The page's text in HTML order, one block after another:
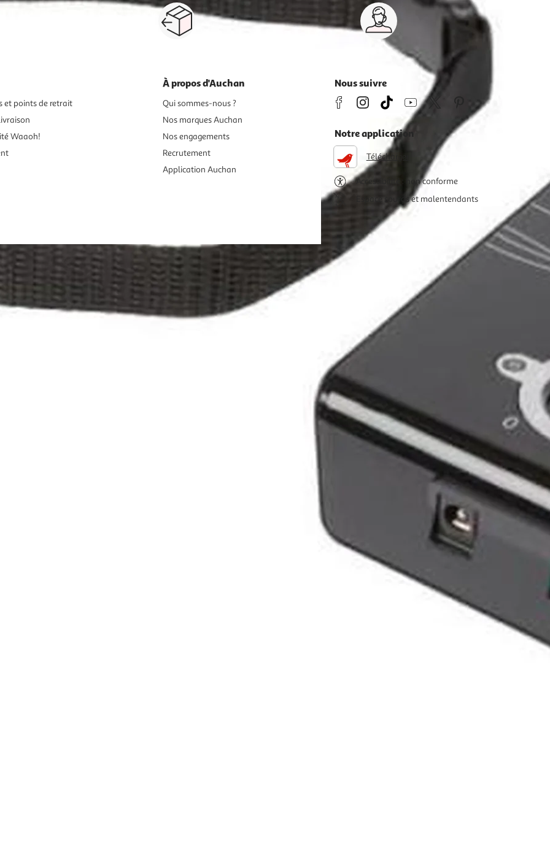
Retour produits : 30 jours
pour changer d’avis
Service client 7j/7
03 59 30 59 30
8h>21h, dimanche 8h30>13h
et points de retrait
Waaoh!
À propos d'Auchan
Qui sommes-nous ?
Nos marques Auchan
Nos engagements
Recrutement
Application Auchan
Nous suivre
Notre application
Télécharger
Accessibilité : non conforme
Espace sourds et malentendants
mineurs de moins de 18 ans
en ligne.
Politique de confidentialité Informations légales marketplace